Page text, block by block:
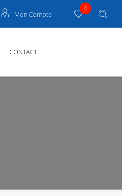
Mon Compte
0
CONTACT